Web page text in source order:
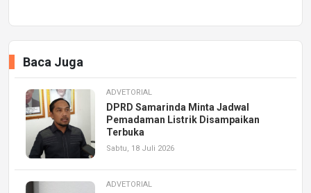
Baca Juga
ADVETORIAL
DPRD Samarinda Minta Jadwal
Pemadaman Listrik Disampaikan
Terbuka
Sabtu, 18 Juli 2026
ADVETORIAL